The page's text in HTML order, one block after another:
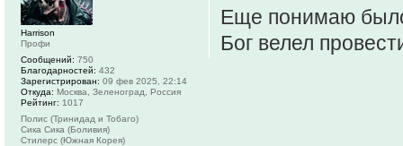
Еще понимаю
Бог велел
Harrison
Профи
Сообщений: 750
Благодарностей: 432
Зарегистрирован: 09 фев 2025, 22:14
Откуда: Москва, Зеленоград, Россия
Рейтинг: 1017
Полис (Тринидад и Тобаго)
Сика Сика (Боливия)
Стилерс (Южная Корея)